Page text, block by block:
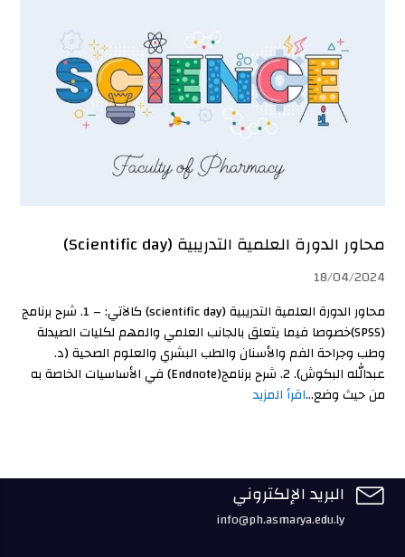
محاور الدورة العلمية التدريبية (Scientific day)
18/04/2024
محاور الدورة العلمية التدريبية (scientific day) كالآتي: – 1. شرح برنامج
(SPSS)خصوصا فيما يتعلق بالجانب العلمي والمهم لكليات الصيدلة
وطب وجراحة الفم والأسنان والطب البشري والعلوم الصحية (د.
عبدالله البكوش). 2. شرح برنامج(Endnote) في الأساسيات الخاصة به
من حيث وضع...اقرأ المزيد
 البريد الإلكتروني
info@ph.asmarya.edu.ly